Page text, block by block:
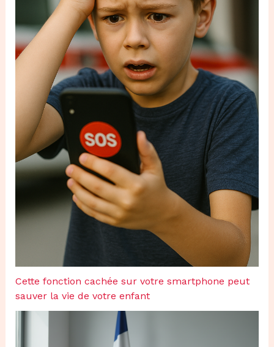
Cette fonction cachée sur votre smartphone peut
sauver la vie de votre enfant